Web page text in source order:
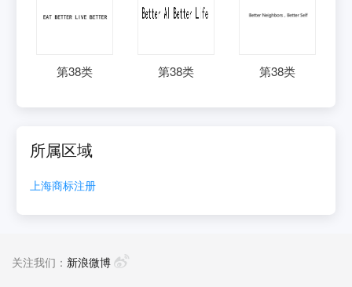
第38类 第38类 第38类
所属区域
上海商标注册